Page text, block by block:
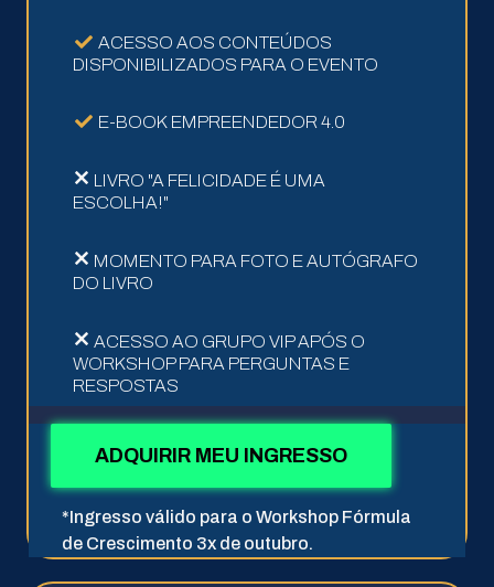
ACESSO AOS CONTEÚDOS
DISPONIBILIZADOS PARA O EVENTO
E-BOOK EMPREENDEDOR 4.0
LIVRO "A FELICIDADE É UMA
ESCOLHA!"
MOMENTO PARA FOTO E AUTÓGRAFO
DO LIVRO
ACESSO AO GRUPO VIP APÓS O
WORKSHOP PARA PERGUNTAS E
RESPOSTAS
ADQUIRIR MEU INGRESSO
*Ingresso válido para o Workshop Fórmula
de Crescimento 3x de outubro.